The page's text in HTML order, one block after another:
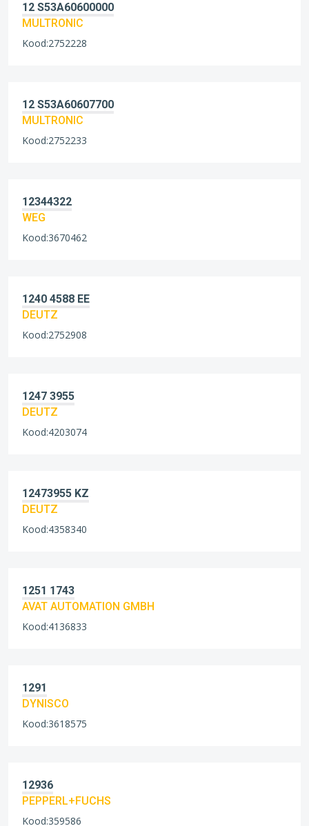
12 S53A60600000
MULTRONIC
Kood:2752228
12 S53A60607700
MULTRONIC
Kood:2752233
12344322
WEG
Kood:3670462
1240 4588 EE
DEUTZ
Kood:2752908
1247 3955
DEUTZ
Kood:4203074
12473955 KZ
DEUTZ
Kood:4358340
1251 1743
AVAT AUTOMATION GMBH
Kood:4136833
1291
DYNISCO
Kood:3618575
12936
PEPPERL+FUCHS
Kood:359586